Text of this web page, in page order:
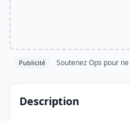
Publicité Soutenez Ops pour
Description